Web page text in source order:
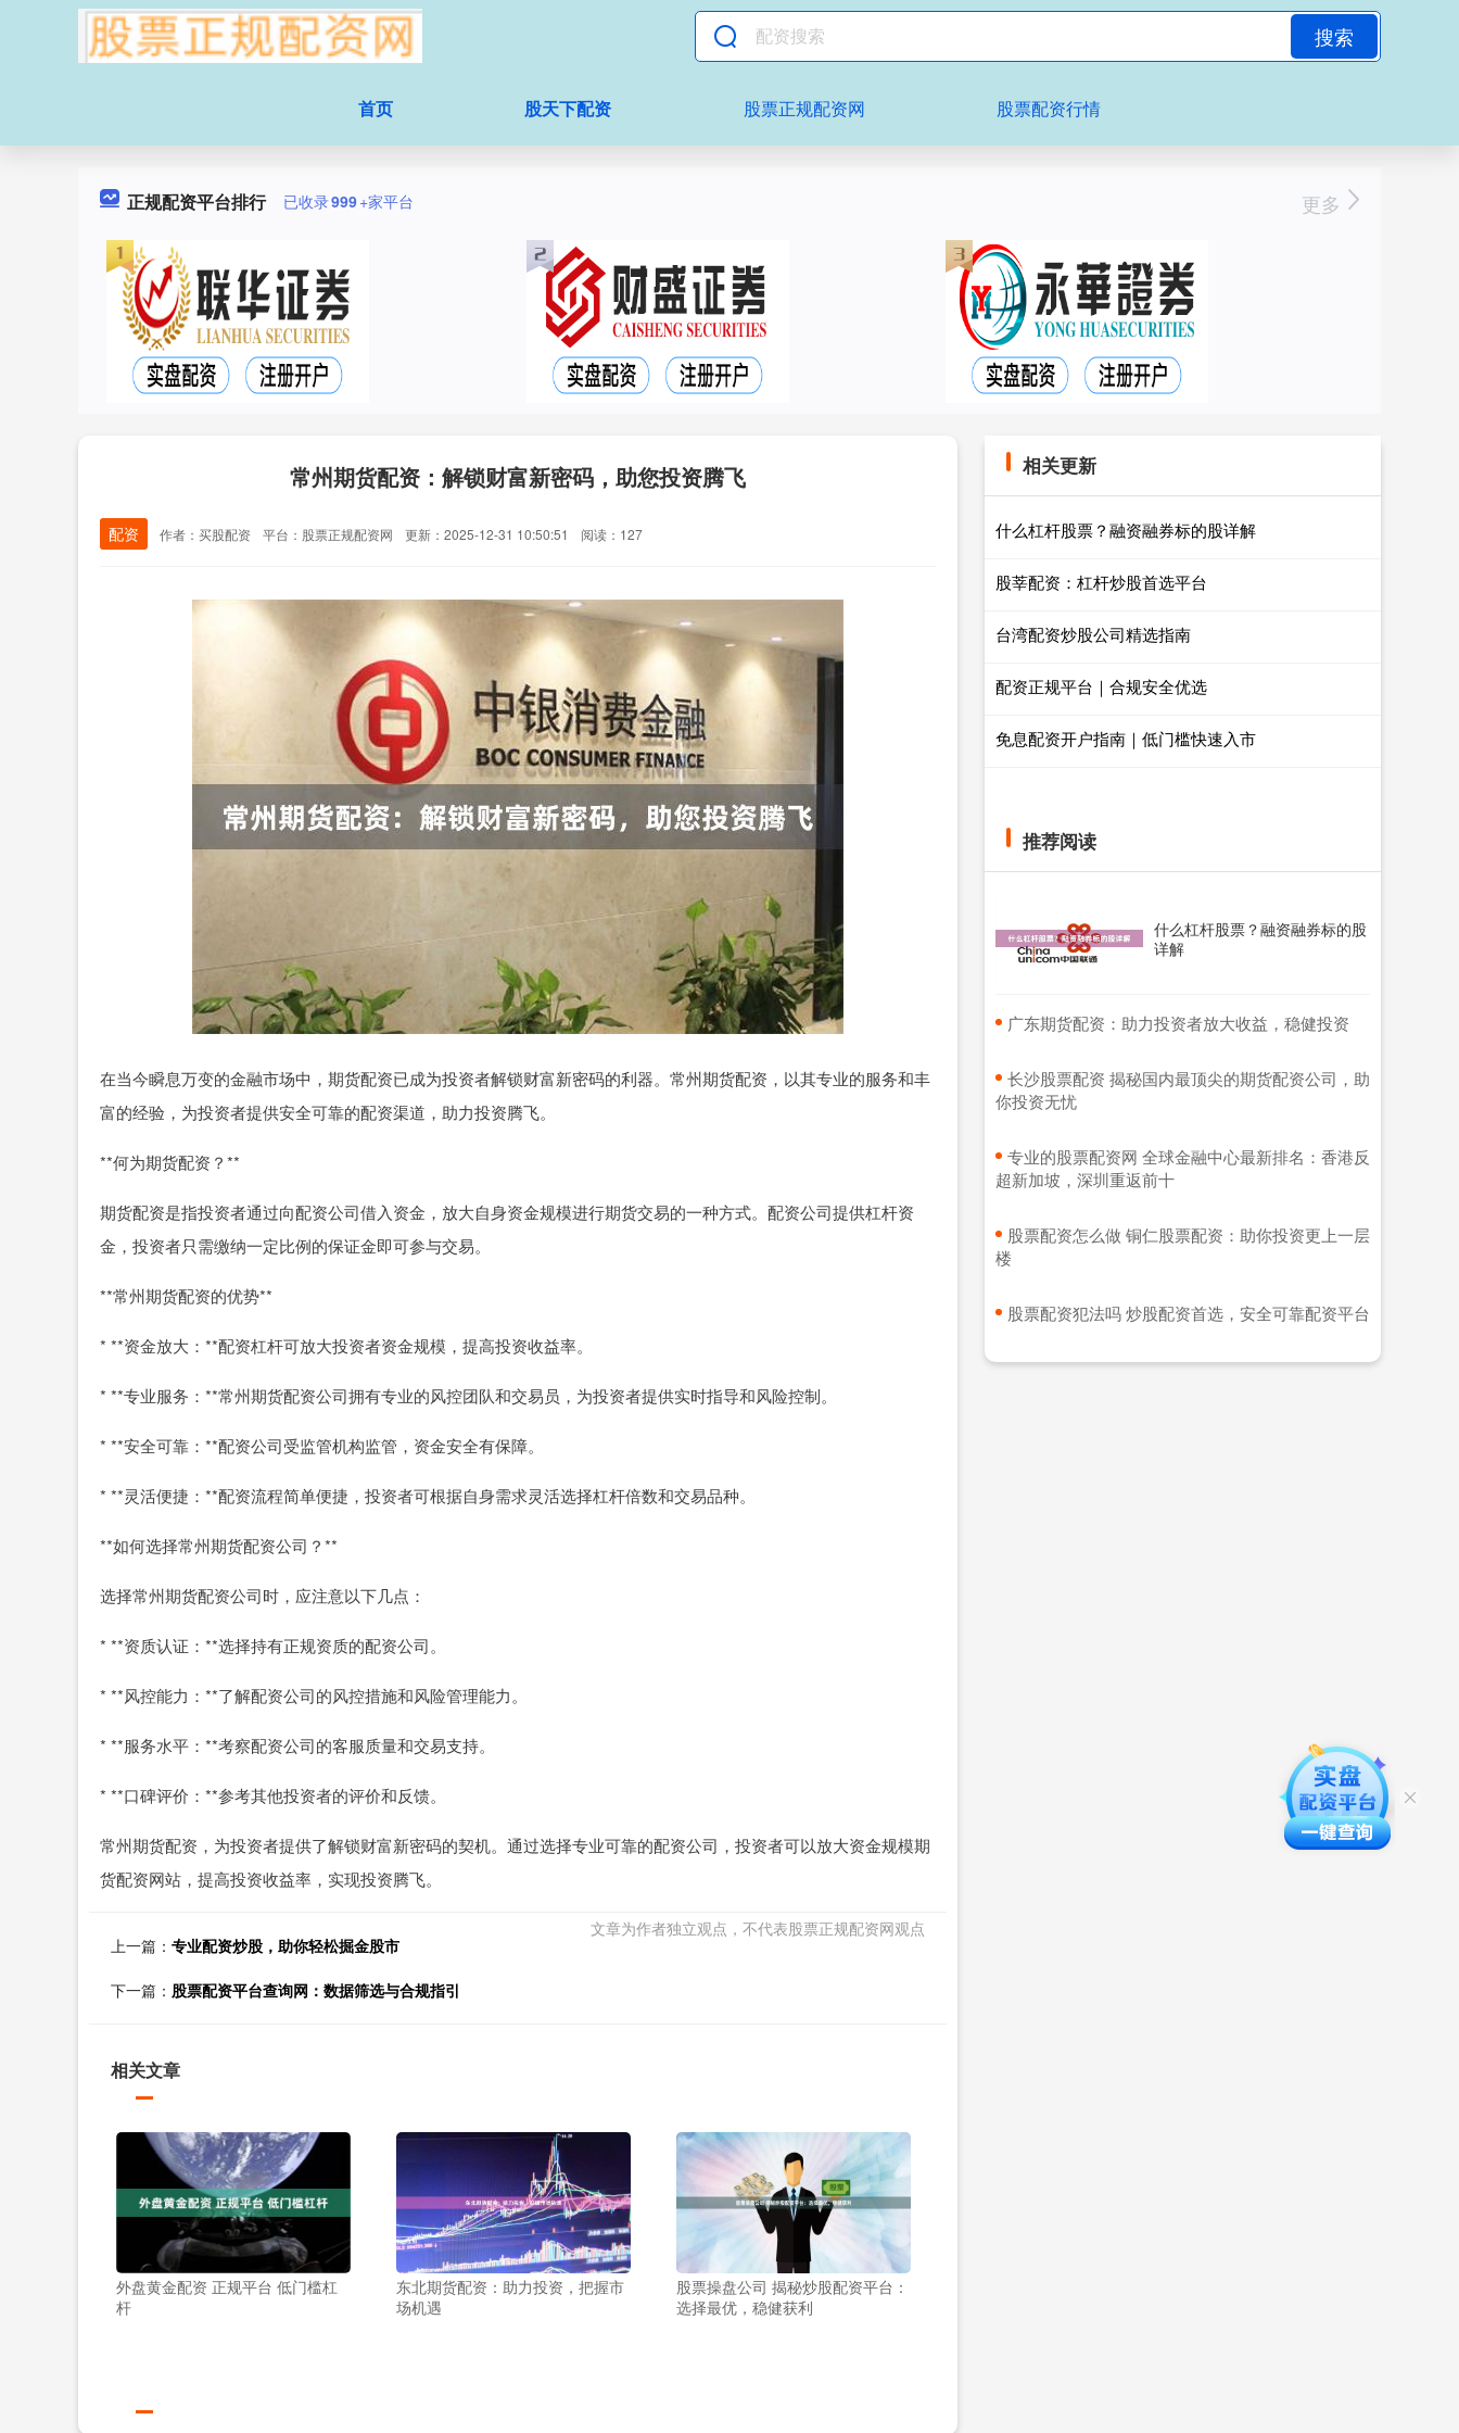
搜索
首页 股天下配资 股票正规配资网 股票配资行情
正规配资平台排行 已收录999+家平台 更多
常州期货配资：解锁财富新密码，助您投资腾飞
配资 作者：买股配资 平台：股票正规配资网 更新：2025-12-31 10:50:51 阅读：127
在当今瞬息万变的金融市场中，期货配资已成为投资者解锁财富新密码的利器。常州期货配资，以其专业的服务和丰
富的经验，为投资者提供安全可靠的配资渠道，助力投资腾飞。
**何为期货配资？**
期货配资是指投资者通过向配资公司借入资金，放大自身资金规模进行期货交易的一种方式。配资公司提供杠杆资
金，投资者只需缴纳一定比例的保证金即可参与交易。
**常州期货配资的优势**
* **资金放大：**配资杠杆可放大投资者资金规模，提高投资收益率。
* **专业服务：**常州期货配资公司拥有专业的风控团队和交易员，为投资者提供实时指导和风险控制。
* **安全可靠：**配资公司受监管机构监管，资金安全有保障。
* **灵活便捷：**配资流程简单便捷，投资者可根据自身需求灵活选择杠杆倍数和交易品种。
**如何选择常州期货配资公司？**
选择常州期货配资公司时，应注意以下几点：
* **资质认证：**选择持有正规资质的配资公司。
* **风控能力：**了解配资公司的风控措施和风险管理能力。
* **服务水平：**考察配资公司的客服质量和交易支持。
* **口碑评价：**参考其他投资者的评价和反馈。
常州期货配资，为投资者提供了解锁财富新密码的契机。通过选择专业可靠的配资公司，投资者可以放大资金规模期
货配资网站，提高投资收益率，实现投资腾飞。
文章为作者独立观点，不代表股票正规配资网观点
上一篇： 专业配资炒股，助你轻松掘金股市
下一篇： 股票配资平台查询网：数据筛选与合规指引
相关文章
外盘黄金配资 正规平台 低门槛杠
杆
东北期货配资：助力投资，把握市
场机遇
股票操盘公司 揭秘炒股配资平台：
选择最优，稳健获利
相关更新
什么杠杆股票？融资融券标的股详解
股莘配资：杠杆炒股首选平台
台湾配资炒股公司精选指南
配资正规平台｜合规安全优选
免息配资开户指南｜低门槛快速入市
推荐阅读
什么杠杆股票？融资融券标的股
详解
​广东期货配资：助力投资者放大收益，稳健投资
​长沙股票配资 揭秘国内最顶尖的期货配资公司，助
你投资无忧
​专业的股票配资网 全球金融中心最新排名：香港反
超新加坡，深圳重返前十
​股票配资怎么做 铜仁股票配资：助你投资更上一层
楼
​股票配资犯法吗 炒股配资首选，安全可靠配资平台